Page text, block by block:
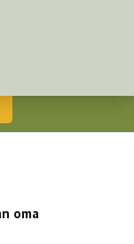
nog rustig
oma